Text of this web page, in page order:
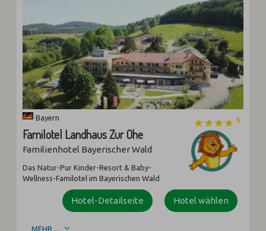
Bayern
Familotel Landhaus Zur Ohe
Familienhotel Bayerischer Wald
Das Natur-Pur Kinder-Resort & Baby-
Wellness-Familotel im Bayerischen Wald
Hotel wählen
Hotel-Detailseite
MEHR ...